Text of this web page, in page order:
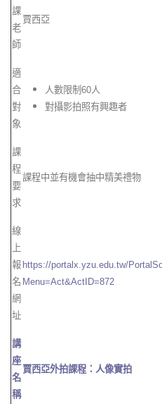
課
老
師
賈西亞
適
合
對
象
人數限制 60人
對攝影拍照有興趣者
課
程
要
求
課程中並有機會抽中精美禮物
線
上
報
名
網
址
https://portalx.yzu.edu.tw/
Menu=Act&ActID=872
講
座
名
稱
賈西亞外拍課程：人像實拍